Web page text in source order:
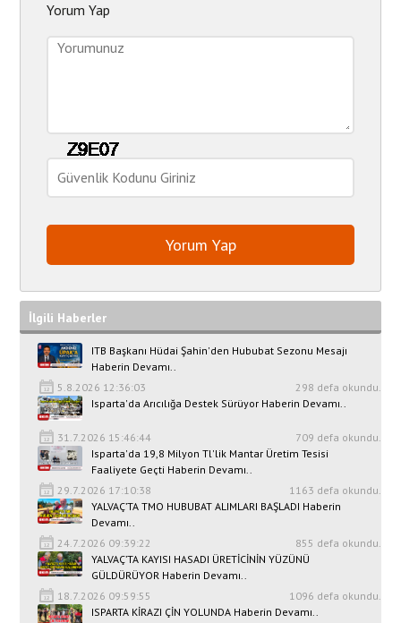
Yorum Yap
İlgili Haberler
ITB Başkanı Hüdai Şahin'den Hububat Sezonu Mesajı
Haberin Devamı..
5.8.2026 12:36:03
298 defa okundu.
Isparta'da Arıcılığa Destek Sürüyor Haberin Devamı..
31.7.2026 15:46:44
709 defa okundu.
Isparta'da 19,8 Milyon Tl'lik Mantar Üretim Tesisi
Faaliyete Geçti Haberin Devamı..
29.7.2026 17:10:38
1163 defa okundu.
YALVAÇ’TA TMO HUBUBAT ALIMLARI BAŞLADI Haberin
Devamı..
24.7.2026 09:39:22
855 defa okundu.
YALVAÇ’TA KAYISI HASADI ÜRETİCİNİN YÜZÜNÜ
GÜLDÜRÜYOR Haberin Devamı..
18.7.2026 09:59:55
1096 defa okundu.
ISPARTA KİRAZI ÇİN YOLUNDA Haberin Devamı..